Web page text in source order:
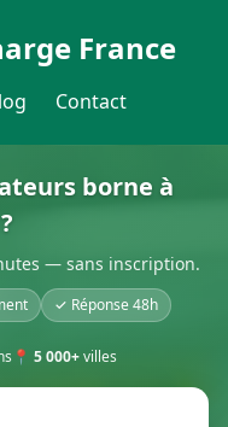
France
Contact
borne à
— sans inscription.
✓ Réponse 48h
📍 5 000+villes